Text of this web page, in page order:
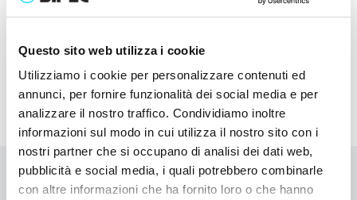
Questo sito web utilizza i cookie
Utilizziamo i cookie per personalizzare contenuti ed
annunci, per fornire funzionalità dei social media e per
analizzare il nostro traffico. Condividiamo inoltre
informazioni sul modo in cui utilizza il nostro sito con i
nostri partner che si occupano di analisi dei dati web,
pubblicità e social media, i quali potrebbero combinarle
con altre informazioni che ha fornito loro o che hanno
Prezzo
3,700€ 3,700€ 3,700€ 3,700€ 3,700€ 3,700
stampato
4,680€ 4,633€ 4,585
Non hai trovato quello che stai cercando?